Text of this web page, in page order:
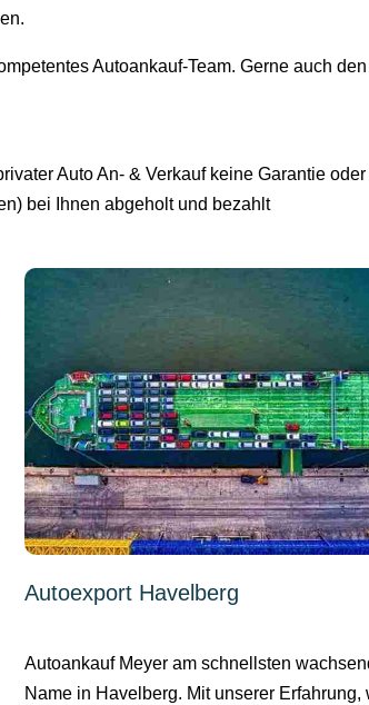
Autoankauf-Team. Gerne auch
Auto An- & Verkauf keine Garantie
bei Ihnen abgeholt und bezahlt
Autoexport Havelberg
Autoankauf Meyer am schnellsten
Name in Havelberg. Mit unserer Erfahrung,